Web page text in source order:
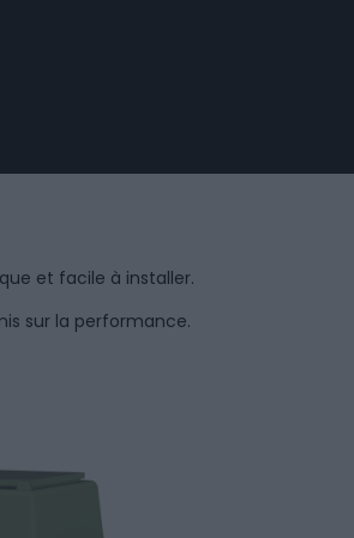
et facile à installer.
sur la performance.